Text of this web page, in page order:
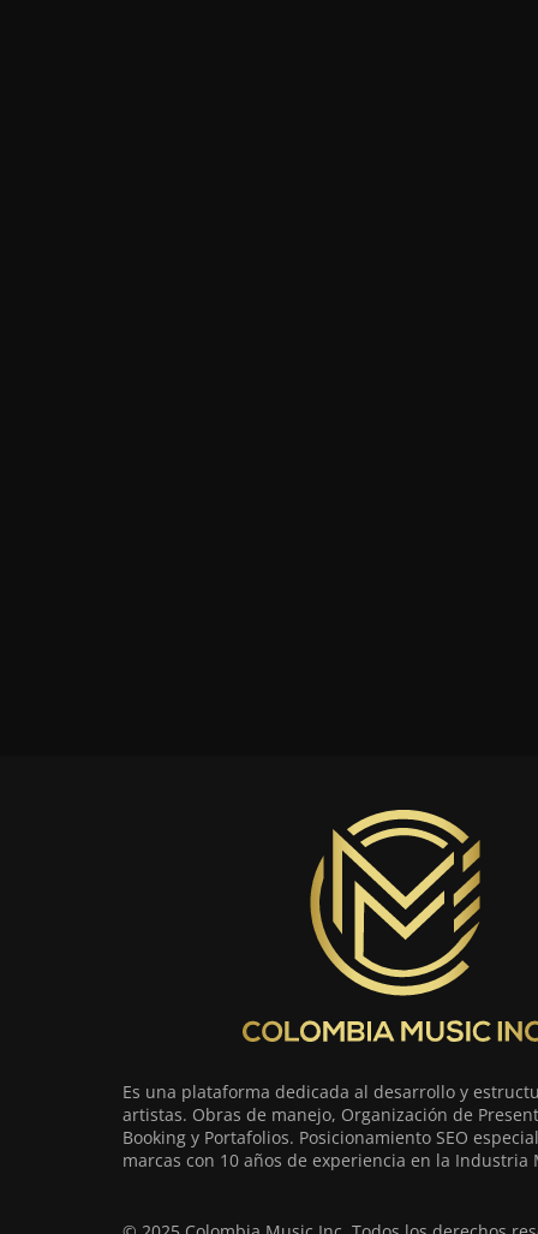
Es una plataforma dedicada al desarrollo y
artistas. Obras de manejo, Organización de
Booking y Portafolios. Posicionamiento SEO
marcas con 10 años de experiencia en la Industria